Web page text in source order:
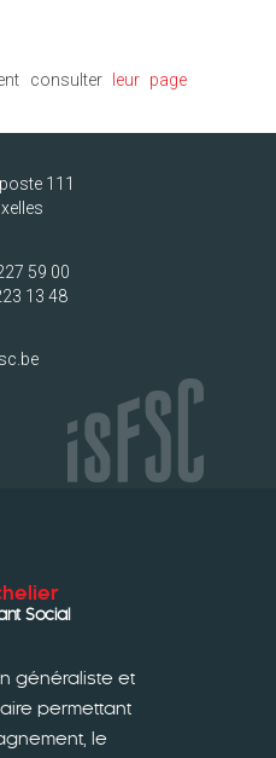
consulter
leur page
111
59 00
13 48
Social
généraliste et
permettant
le